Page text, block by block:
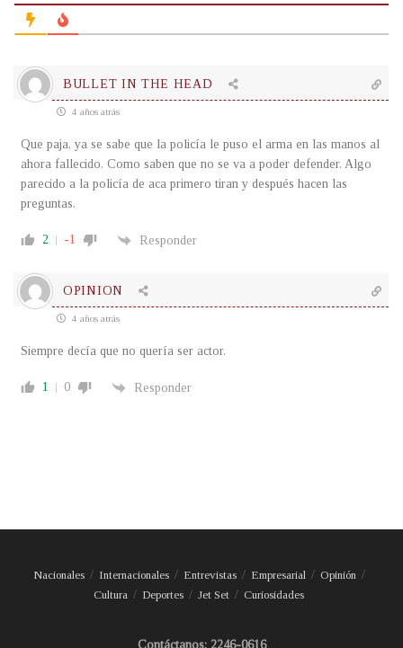
BULLET IN THE HEAD
4 años atrás
Que paja, ya se sabe que la policía le puso el arma en las manos al
ahora fallecido. Como saben que no se va a poder defender. Algo
parecido a la policía de aca primero tiran y después hacen las
preguntas.
2 -1 Responder
OPINION
4 años atrás
Siempre decía que no quería ser actor.
1 0 Responder
Nacionales Internacionales Entrevistas Empresarial
Opinión
Cultura
Deportes Jet Set Curiosidades
Contáctanos: 2246-0616